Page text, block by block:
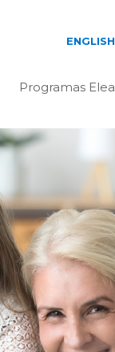
Programas Elea
ENGLISH